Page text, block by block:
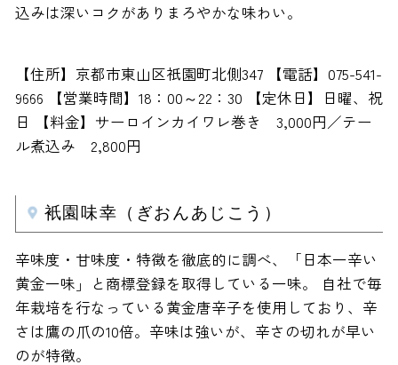
込みは深いコクがありまろやかな味わい。
【住所】京都市東山区祇園町北側347 【電話】075-541-
9666 【営業時間】18：00～22：30 【定休日】日曜、祝
日 【料金】サーロインカイワレ巻き 3,000円／テー
ル煮込み 2,800円
衹園味幸（ぎおんあじこう）
辛味度・甘味度・特徴を徹底的に調べ、「日本一辛い
黄金一味」と商標登録を取得している一味。 自社で毎
年栽培を行なっている黄金唐辛子を使用しており、辛
さは鷹の爪の10倍。辛味は強いが、辛さの切れが早い
のが特徴。